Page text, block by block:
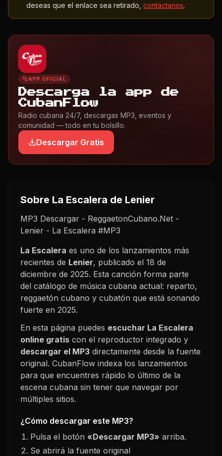
deseas que el enlace sea retirado, contáctanos.
APP OFICIAL
Descarga la app de
CubanFlow
Radio cubana 24/7, descargas MP3, eventos y
comunidad — todo en tu bolsillo.
Descargar Gratis
Sobre La Escalera de Lenier
MP3 Descargar - ReggaetonCubano.Net -
Lenier - La Escalera #MP3
La Escalera es uno de los lanzamientos más
recientes de Lenier, publicado el 18 de
diciembre de 2025. Esta canción forma parte
del catálogo de música cubana actual: reparto,
reggaetón cubano y cubatón que está sonando
fuerte en 2025.
En esta página puedes escuchar La Escalera
online gratis con el reproductor integrado y
descargar el MP3 directamente desde la fuente
original. CubanFlow indexa los lanzamientos
para que encuentres rápido lo último de la
escena cubana sin tener que navegar por
múltiples sitios.
¿Cómo descargar este MP3?
Pulsa el botón «Descargar MP3» arriba.
Se abrirá la fuente original